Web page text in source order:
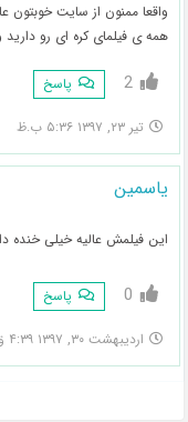
واقعا ممنون از سایت خوبتون
همه ی فیلمای کره ای رو دارید
2 پاسخ
تیر ۲۳, ۱۳۹۷ ۵:۳۶ ب.ظ
یاسمین
این فیلمش عالیه خیلی خنده
0 پاسخ
اردیبهشت ۳۰, ۱۳۹۷ ۴:۳۹ ق.ظ